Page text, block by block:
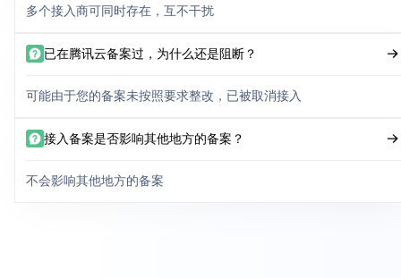
多个接入商可同时存在，互不干扰
已在腾讯云备案过，为什么还是阻断？
可能由于您的备案未按照要求整改，已被取消接入
接入备案是否影响其他地方的备案？
不会影响其他地方的备案